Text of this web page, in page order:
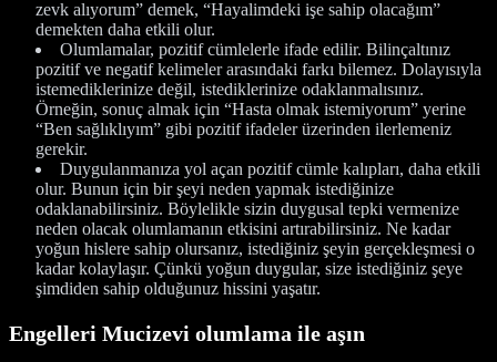
zevk alıyorum” demek, “Hayalimdeki işe sahip olacağım”
demekten daha etkili olur.
Olumlamalar, pozitif cümlelerle ifade edilir. Bilinçaltınız
pozitif ve negatif kelimeler arasındaki farkı bilemez. Dolayısıyla
istemediklerinize değil, istediklerinize odaklanmalısınız.
Örneğin, sonuç almak için “Hasta olmak istemiyorum” yerine
“Ben sağlıklıyım” gibi pozitif ifadeler üzerinden ilerlemeniz
gerekir.
Duygulanmanıza yol açan pozitif cümle kalıpları, daha etkili
olur. Bunun için bir şeyi neden yapmak istediğinize
odaklanabilirsiniz. Böylelikle sizin duygusal tepki vermenize
neden olacak olumlamanın etkisini artırabilirsiniz. Ne kadar
yoğun hislere sahip olursanız, istediğiniz şeyin gerçekleşmesi o
kadar kolaylaşır. Çünkü yoğun duygular, size istediğiniz şeye
şimdiden sahip olduğunuz hissini yaşatır.
Engelleri Mucizevi olumlama ile aşın